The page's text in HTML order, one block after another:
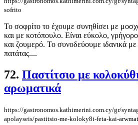
sofrito
Το σοφρίτο το έχουμε συνηθίσει με
και με κοτόπουλο. Είναι εύκολο,
και ζουμερό. Το συνοδεύουμε ιδανικά
πατάτας....
72. Παστίτσιο με
αρωματικά
https://gastronomos.kathimerini.com.cy/gr/
apolayseis/pastitsio-me-koloky8i-feta-kai-